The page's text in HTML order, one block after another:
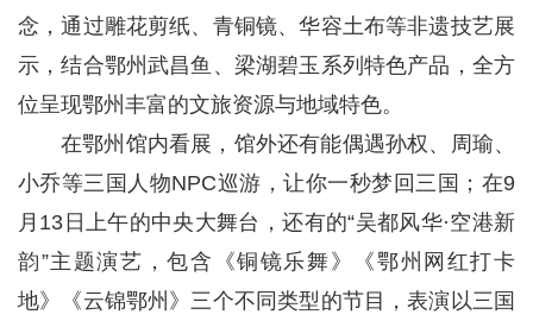
念，通过雕花剪纸、青铜镜、华容土布等非遗技艺展
示，结合鄂州武昌鱼、梁湖碧玉系列特色产品，全方
位呈现鄂州丰富的文旅资源与地域特色。
在鄂州馆内看展，馆外还有能偶遇孙权、周瑜、
小乔等三国人物NPC巡游，让你一秒梦回三国；在9
月13日上午的中央大舞台，还有的“吴都风华·空港新
韵”主题演艺，包含《铜镜乐舞》《鄂州网红打卡
地》《云锦鄂州》三个不同类型的节目，表演以三国